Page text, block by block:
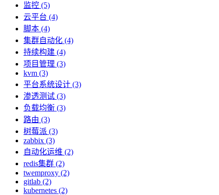
监控 (5)
云平台 (4)
脚本 (4)
集群自动化 (4)
持续构建 (4)
项目管理 (3)
kvm (3)
平台系统设计 (3)
渗透测试 (3)
负载均衡 (3)
路由 (3)
树莓派 (3)
zabbix (3)
自动化运维 (2)
redis集群 (2)
twemproxy (2)
gitlab (2)
kubernetes (2)